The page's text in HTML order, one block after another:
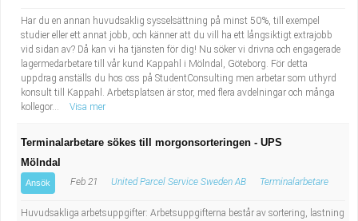
Har du en annan huvudsaklig sysselsättning på minst 50%, till exempel
studier eller ett annat jobb, och känner att du vill ha ett långsiktigt extrajobb
vid sidan av? Då kan vi ha tjänsten för dig! Nu söker vi drivna och engagerade
lagermedarbetare till vår kund Kappahl i Mölndal, Göteborg. För detta
uppdrag anställs du hos oss på StudentConsulting men arbetar som uthyrd
konsult till Kappahl. Arbetsplatsen är stor, med flera avdelningar och många
kollegor...
Visa mer
Terminalarbetare sökes till morgonsorteringen - UPS
Mölndal
Ansök Feb 21 United Parcel Service Sweden AB Terminalarbetare
Huvudsakliga arbetsuppgifter: Arbetsuppgifterna består av sortering, lastning